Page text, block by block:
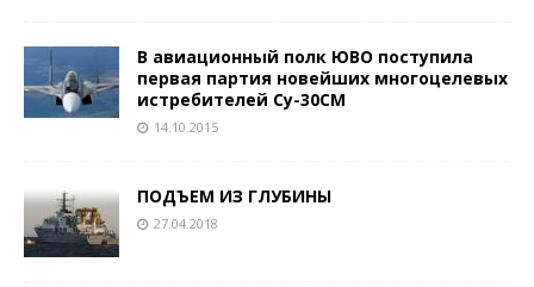
В авиационный полк ЮВО поступила
первая партия новейших многоцелевых
истребителей Су-30СМ
14.10.2015
ПОДЪЕМ ИЗ ГЛУБИНЫ
27.04.2018